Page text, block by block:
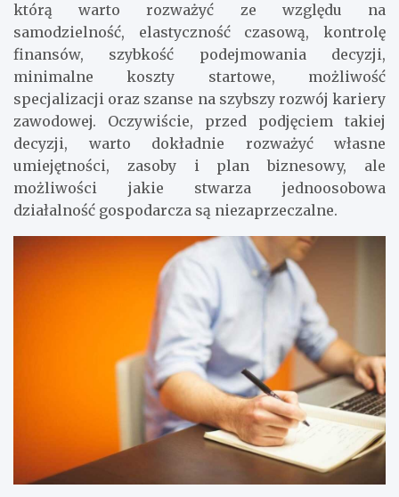
którą warto rozważyć ze względu na
samodzielność, elastyczność czasową, kontrolę
finansów, szybkość podejmowania decyzji,
minimalne koszty startowe, możliwość
specjalizacji oraz szanse na szybszy rozwój kariery
zawodowej. Oczywiście, przed podjęciem takiej
decyzji, warto dokładnie rozważyć własne
umiejętności, zasoby i plan biznesowy, ale
możliwości jakie stwarza jednoosobowa
działalność gospodarcza są niezaprzeczalne.